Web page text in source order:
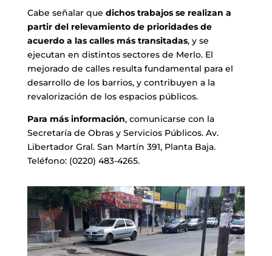
Cabe señalar que dichos trabajos se realizan a
partir del relevamiento de prioridades de
acuerdo a las calles más transitadas, y se
ejecutan en distintos sectores de Merlo. El
mejorado de calles resulta fundamental para el
desarrollo de los barrios, y contribuyen a la
revalorización de los espacios públicos.
Para más información, comunicarse con la
Secretaría de Obras y Servicios Públicos. Av.
Libertador Gral. San Martín 391, Planta Baja.
Teléfono: (0220) 483-4265.